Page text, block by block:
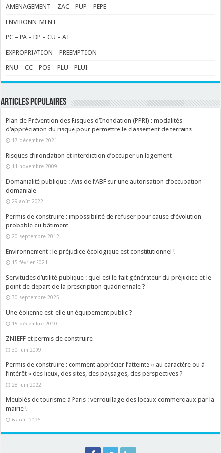
AMENAGEMENT – ZAC – PUP – PEPE
ENVIRONNEMENT
PC – PA – DP – CU – AT…
EXPROPRIATION – PREEMPTION
RNU – CC – POS – PLU – PLUI
ARTICLES POPULAIRES
Plan de Prévention des Risques d’Inondation (PPRI) : modalités
d’appréciation du risque pour permettre le classement de terrains…
17 décembre 2021
Risques d’inondation et interdiction d’occuper un logement
11 novembre 2009
Domanialité publique : Avis de l’ABF sur une autorisation d’occupation
domaniale
29 août 2022
Permis de construire : impossibilité de refuser pour cause d’évolution
probable du bâtiment
20 septembre 2012
Environnement : le préjudice écologique est constitutionnel !
15 février 2021
Servitudes d’utilité publique : quel est le fait générateur du préjudice et le
point de départ de la prescription quadriennale ?
30 septembre 2025
Une éolienne est-elle un équipement public ?
15 décembre 2010
ZNIEFF et permis de construire
30 juin 2009
Permis de construire : comment apprécier l’atteinte « au caractère ou à
l’intérêt » des lieux, des sites, des paysages, des perspectives ?
28 juin 2022
Meublés de tourisme à Paris : verrouillage des locaux commerciaux par la
mairie !
6 août 2026